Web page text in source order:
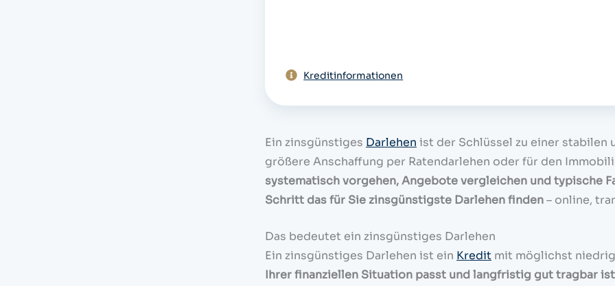
Kreditinformationen
Ein zinsgünstiges Darlehen ist der Schlüssel zu einer stabilen
größere Anschaffung per Ratendarlehen oder für den
systematisch vorgehen, Angebote vergleichen und typische
Schritt das für Sie zinsgünstigste Darlehen finden– online,
Das bedeutet ein zinsgünstiges Darlehen
Ein zinsgünstiges Darlehen ist ein Kredit mit möglichst
Ihrer finanziellen Situation passt und langfristig gut tragbar ist